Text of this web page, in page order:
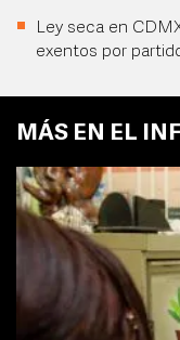
Ley seca en
exentos por
MÁS EN EL